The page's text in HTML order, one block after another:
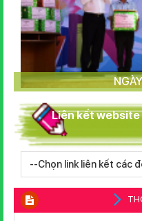
Liên kết website